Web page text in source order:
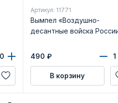
Артикул: 11771
Вымпел «Воздушно-
десантные войска
490 ₽
В корзину